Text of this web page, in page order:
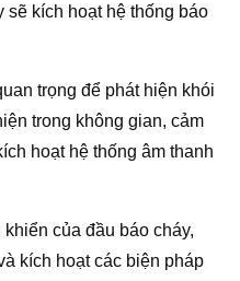
kích hoạt hệ thống báo
trọng để phát hiện khói
trong không gian, cảm
hoạt hệ thống âm thanh
của đầu báo cháy,
kích hoạt các biện pháp